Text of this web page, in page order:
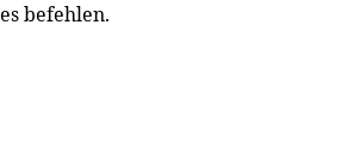
befehlen.